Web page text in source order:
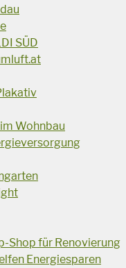
SÜD
Wohnbau
Shop für Renovierung
Energiesparen